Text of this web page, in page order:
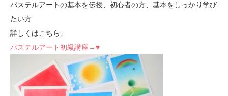
パステルアートの基本を伝授、初心者の方、基本をしっかり学び
たい方
詳しくはこちら↓
パステルアート初級講座→♥